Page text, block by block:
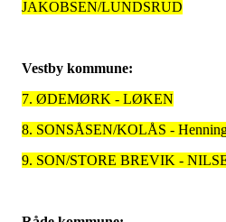
JAKOBSEN/LUNDSRUD
Vestby kommune:
7. ØDEMØRK - LØKEN
8. SONSÅSEN/KOLÅS -
9. SON/STORE BREVIK -